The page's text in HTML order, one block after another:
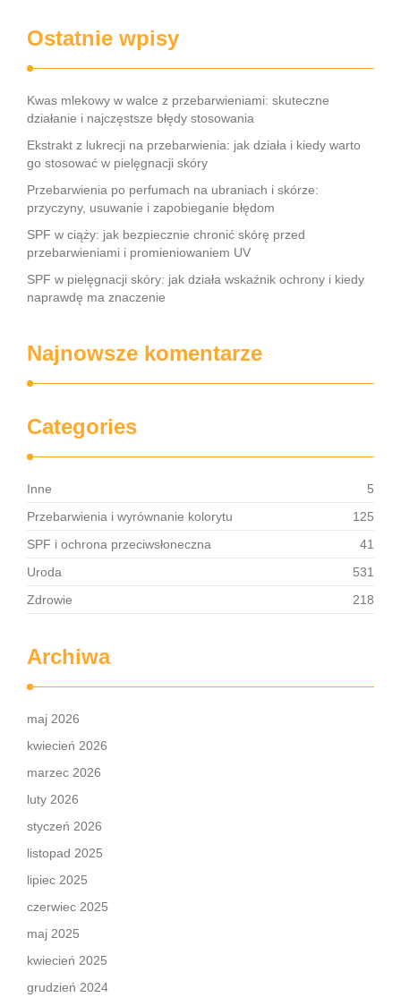
Ostatnie wpisy
Kwas mlekowy w walce z przebarwieniami: skuteczne
działanie i najczęstsze błędy stosowania
Ekstrakt z lukrecji na przebarwienia: jak działa i kiedy warto
go stosować w pielęgnacji skóry
Przebarwienia po perfumach na ubraniach i skórze:
przyczyny, usuwanie i zapobieganie błędom
SPF w ciąży: jak bezpiecznie chronić skórę przed
przebarwieniami i promieniowaniem UV
SPF w pielęgnacji skóry: jak działa wskaźnik ochrony i kiedy
naprawdę ma znaczenie
Najnowsze komentarze
Categories
Inne
5
Przebarwienia i wyrównanie kolorytu
125
SPF i ochrona przeciwsłoneczna
41
Uroda
531
Zdrowie
218
Archiwa
maj 2026
kwiecień 2026
marzec 2026
luty 2026
styczeń 2026
listopad 2025
lipiec 2025
czerwiec 2025
maj 2025
kwiecień 2025
grudzień 2024